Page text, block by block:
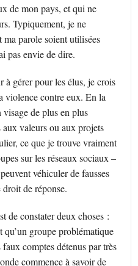
de mon pays, et qui ne
Typiquement, je ne
ma parole soient utilisées
pas envie de dire.
à gérer pour les élus, je crois
violence contre eux. En la
de plus en plus
aux valeurs ou aux projets
ce que je trouve vraiment
sur les réseaux sociaux –
véhiculer de fausses
de réponse.
de constater deux choses :
qu’un groupe problématique
comptes détenus par très
commence à savoir de